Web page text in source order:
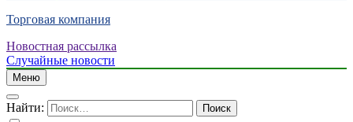
Торговая компания
Новостная рассылка
Случайные новости
Меню
Найти: